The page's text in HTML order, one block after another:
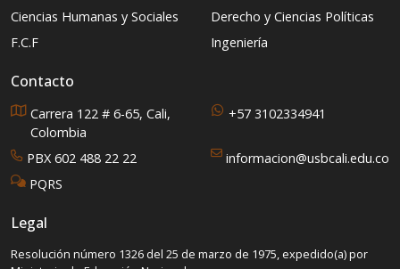
Ciencias Humanas y Sociales
Derecho y Ciencias Políticas
F.C.F
Ingeniería
Contacto
Carrera 122 # 6-65, Cali,
Colombia
+57 3102334941
PBX 602 488 22 22
informacion@usbcali.edu.co
PQRS
Legal
Resolución número 1326 del 25 de marzo de 1975, expedido(a) por